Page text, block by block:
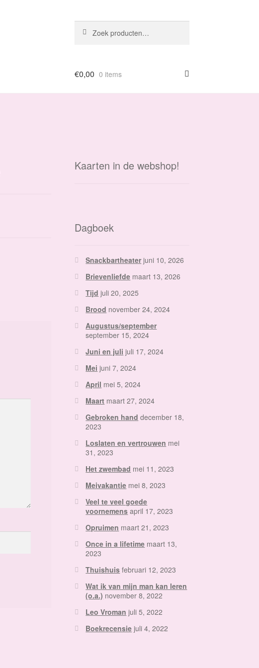
naar:
€0,00 0 items
Kaarten in de webshop!
Dagboek
Snackbartheater juni 10, 2026
Brievenliefde maart 13, 2026
Tijd juli 20, 2025
Brood november 24, 2024
Augustus/september
september 15, 2024
Juni en juli juli 17, 2024
Mei juni 7, 2024
April mei 5, 2024
Maart maart 27, 2024
Gebroken hand december 18,
2023
Loslaten en vertrouwen mei
31, 2023
Het zwembad mei 11, 2023
Meivakantie mei 8, 2023
Veel te veel goede
voornemens april 17, 2023
Opruimen maart 21, 2023
Once in a lifetime maart 13,
2023
Thuishuis februari 12, 2023
Wat ik van mijn man kan leren
(o.a.) november 8, 2022
Leo Vroman juli 5, 2022
Boekrecensie juli 4, 2022